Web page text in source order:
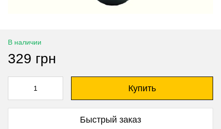
В наличии
329 грн
Купить
Быстрый заказ